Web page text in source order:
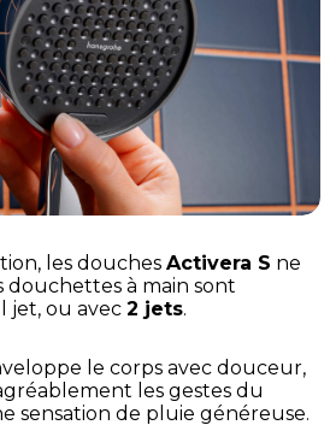
les douches Activera S ne
douchettes à main sont
jet, ou avec 2 jets.
le corps avec douceur,
les gestes du
sensation de pluie généreuse.